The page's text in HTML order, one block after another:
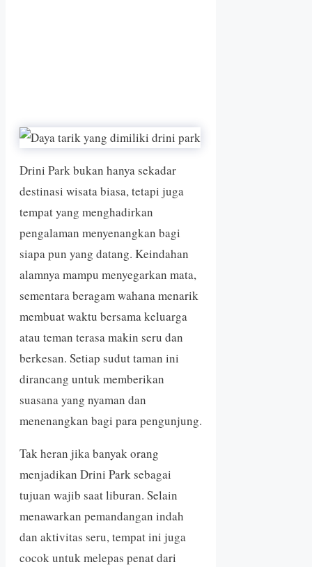
Drini Park bukan hanya sekadar
destinasi wisata biasa, tetapi juga
tempat yang menghadirkan
pengalaman menyenangkan bagi
siapa pun yang datang. Keindahan
alamnya mampu menyegarkan mata,
sementara beragam wahana menarik
membuat waktu bersama keluarga
atau teman terasa makin seru dan
berkesan. Setiap sudut taman ini
dirancang untuk memberikan
suasana yang nyaman dan
menenangkan bagi para pengunjung.
Tak heran jika banyak orang
menjadikan Drini Park sebagai
tujuan wajib saat liburan. Selain
menawarkan pemandangan indah
dan aktivitas seru, tempat ini juga
cocok untuk melepas penat dari